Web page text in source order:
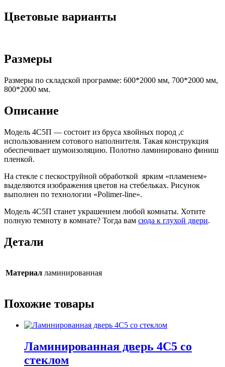
Цветовые варианты
Размеры
Размеры по складской программе: 600*2000 мм, 700*2000 мм,
800*2000 мм.
Описание
Модель 4С5П — состоит из бруса хвойных пород ,с
использованием сотового наполнителя. Такая конструкция
обеспечивает шумоизоляцию. Полотно ламинировано финиш
пленкой.
На стекле с пескоструйной обработкой ярким «пламенем»
выделяются изображения цветов на стебельках. Рисунок
выполнен по технологии «Polimer-line».
Модель 4С5П станет украшением любой комнаты. Хотите
полную темноту в комнате? Тогда вам сюда к глухой двери.
Детали
Материал ламинированная
Похожие товары
Ламинированная дверь 4С5 со
стеклом